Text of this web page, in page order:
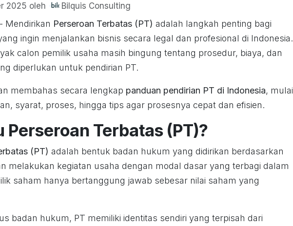
2025 oleh Bilquis Consulting
- Mendirikan Perseroan Terbatas (PT) adalah langkah penting bagi
ingin menjalankan bisnis secara legal dan profesional di Indonesia.
calon pemilik usaha masih bingung tentang prosedur, biaya, dan
diperlukan untuk pendirian PT.
membahas secara lengkap panduan pendirian PT di Indonesia, mulai
syarat, proses, hingga tips agar prosesnya cepat dan efisien.
Perseroan Terbatas (PT)?
(PT) adalah bentuk badan hukum yang didirikan berdasarkan
melakukan kegiatan usaha dengan modal dasar yang terbagi dalam
saham hanya bertanggung jawab sebesar nilai saham yang
badan hukum, PT memiliki identitas sendiri yang terpisah dari